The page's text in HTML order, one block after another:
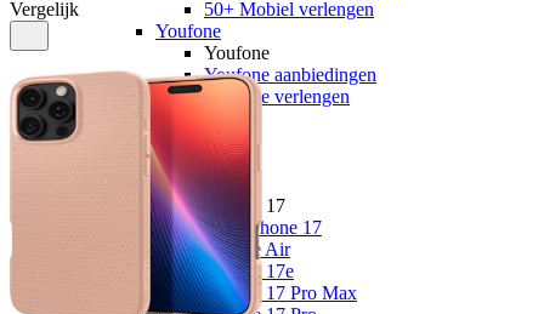
50+ Mobiel verlengen
Youfone
Youfone
Youfone aanbiedingen
Youfone verlengen
Alle telefoons
Alle aanbiedingen
Merken
Apple
Apple iPhone 17
Alle Apple iPhone 17
Apple iPhone Air
Apple iPhone 17e
Apple iPhone 17 Pro Max
Vergelijk